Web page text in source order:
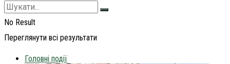
No Result
Переглянути всі результати
Головні події